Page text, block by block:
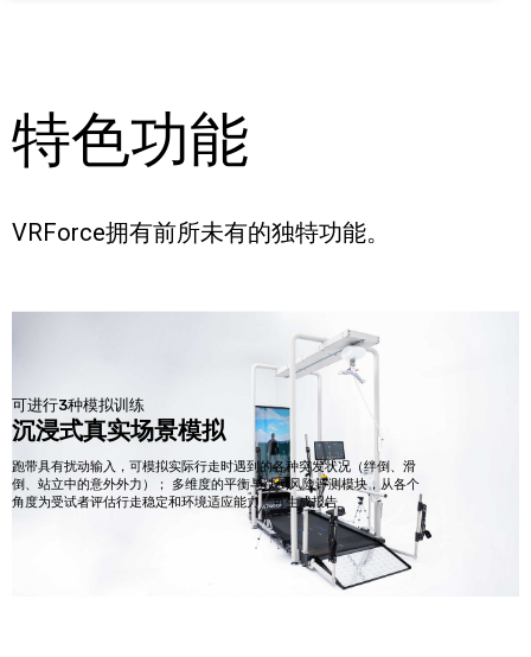
特色功能
VRForce拥有前所未有的独特功能。
可进行3种模拟训练
沉浸式真实场景模拟
跑带具有扰动输入，可模拟实际行走时遇到的各种突发状况（绊倒、滑
倒、站立中的意外外力）； 多维度的平衡与跌倒风险评测模块，从各个
角度为受试者评估行走稳定和环境适应能力，可生成报告
精准捕捉用户的步态参数
数据实时反馈与调控
支持自定义个性化训练方案，可保存为模板，方便下次一键调用； 支持6
分钟步行试验等多种临床试验，根据结果计算最大摄氧量，评估心肺运动
能力